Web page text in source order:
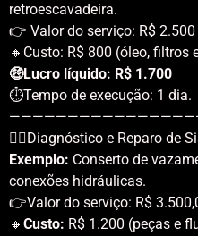
retroescavadeira.
👉 Valor do serviço: R$ 2.500
🔸Custo: R$ 800 (óleo, filtros
🤑Lucro líquido: R$ 1.700
⏱️Tempo de execução: 1 dia.
👷‍♂️Diagnóstico e Reparo de
Exemplo: Conserto de
conexões hidráulicas.
👉Valor do serviço: R$
🔸 Custo: R$ 1.200 (peças e